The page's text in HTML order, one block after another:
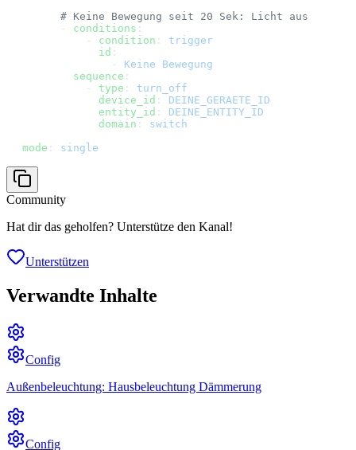
      # Keine Bewegung seit 20 Sek: Licht aus
      -
conditions :
          -
condition : trigger
            id
:
              -
Keine Bewegung
        sequence
:
          -
type : turn_off
            device_id
: DEINE_GERAETE_ID
            entity_id
: DEINE_ENTITY_ID
            domain
: switch
mode : single
Community
Hat dir das geholfen? Unterstütze den Kanal!
Unterstützen
Verwandte Inhalte
Config
Außenbeleuchtung: Hausbeleuchtung Dämmerung
Config